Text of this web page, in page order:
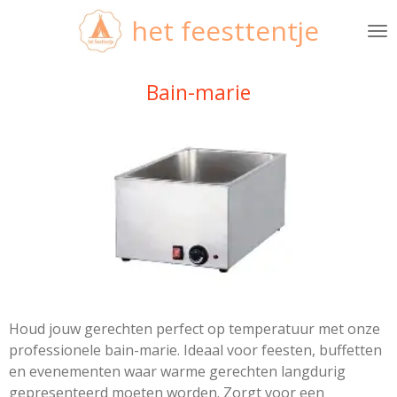
het feesttentje
Bain-marie
Houd jouw gerechten perfect op temperatuur met onze
professionele bain-marie. Ideaal voor feesten, buffetten
en evenementen waar warme gerechten langdurig
gepresenteerd moeten worden. Zorgt voor een